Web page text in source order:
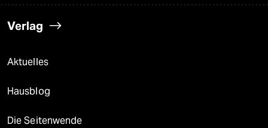
Verlag
Aktuelles
Hausblog
Die Seitenwende